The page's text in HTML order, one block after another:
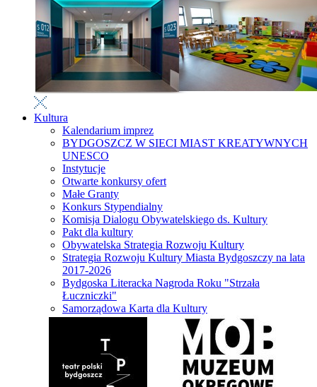
Kultura
Kalendarium imprez
BYDGOSZCZ W SIECI MIAST KREATYWNYCH
UNESCO
Instytucje
Otwarte konkursy ofert
Małe Granty
Konkurs Stypendialny
Komisja Dialogu Obywatelskiego ds. Kultury
Pakt dla kultury
Obywatelska Strategia Rozwoju Kultury
Strategia Rozwoju Kultury Miasta Bydgoszczy na lata
2017-2026
Bydgoska Literacka Nagroda Roku "Strzała
Łuczniczki"
Samorządowa Karta dla Kultury